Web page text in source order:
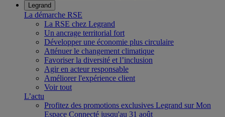
Legrand
La démarche RSE
La RSE chez Legrand
Un ancrage territorial fort
Développer une économie plus circulaire
Atténuer le changement climatique
Favoriser la diversité et l’inclusion
Agir en acteur responsable
Améliorer l'expérience client
Voir tout
L’actu
Profitez des promotions exclusives Legrand sur Mon
Espace Connecté jusqu'au 31 août